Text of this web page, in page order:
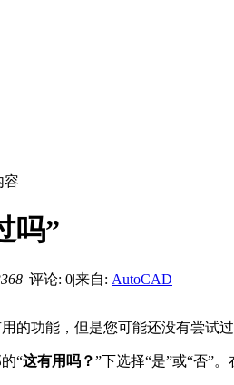
容
吗”
| 评论: 0|来自: AutoCAD
的功能，但是您可能还没有尝试
“这有用吗？”下选择“是”或“否”